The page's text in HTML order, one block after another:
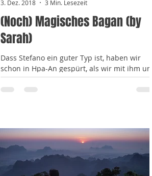
(Noch) Magisches Bagan (by
Sarah)
Dass Stefano ein guter Typ ist, haben wir
schon in Hpa-An gespürt, als wir mit ihm und
dem Franzosen Francois den Tempel-Berg
bestiegen...
3. Dez. 2018
3 Min. Lesezeit